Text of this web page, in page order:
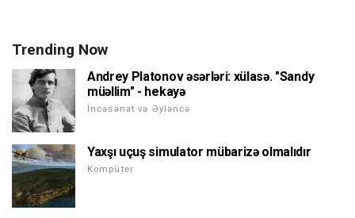
Trending Now
Andrey Platonov əsərləri: xülasə. "Sandy
müəllim" - hekayə
İncəsənət və Əyləncə
Yaxşı uçuş simulator mübarizə olmalıdır
Kompüter